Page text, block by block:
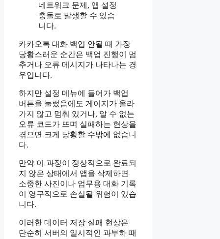
네트워크 문제, 앱 설정
충돌로 발생할 수 있습
니다.
카카오톡 대화 백업 안될 때 가장
당황스러운 순간은 백업 진행이 멈
추거나 오류 메시지가 나타나는 경
우입니다.
하지만 설정 메뉴에 들어가 백업
버튼을 눌렀음에도 게이지가 올라
가지 않고 멈춰 있거나, 알 수 없는
오류 코드가 뜨며 실패하는 현상을
겪으면 크게 당황할 수밖에 없습니
다.
만약 이 과정이 정상적으로 완료되
지 않은 상태에서 앱을 삭제하면
소중한 사진이나 업무용 대화 기록
이 영구적으로 손실될 위험이 있습
니다.
이러한 데이터 저장 실패 현상은
단순히 서버의 일시적인 과부하 때